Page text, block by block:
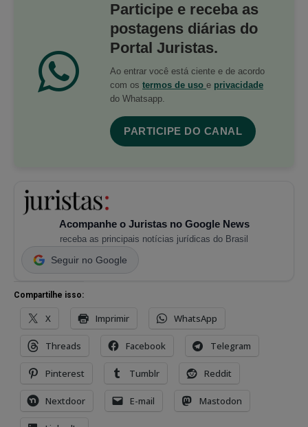
Participe e receba as
postagens diárias do
Portal Juristas.
Ao entrar você está ciente e de acordo
com os termos de uso e privacidade
do Whatsapp.
PARTICIPE DO CANAL
Acompanhe o Juristas no Google News
receba as principais notícias jurídicas do Brasil
Seguir no Google
Compartilhe isso:
X Imprimir WhatsApp
Threads Facebook Telegram
Pinterest Tumblr Reddit
Nextdoor E-mail Mastodon